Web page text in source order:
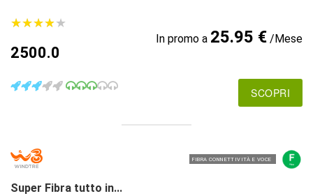
★★★★★
★★★★★
2500.0
In promo a 25.95 €/Mese
SCOPRI
FIBRA CONNETTIVITÀ E VOCE
Super Fibra tutto in...